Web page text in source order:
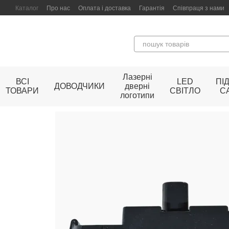
Перейти до основного контенту
Каталог Про нас Оплата і доставка Гарантія Співпраця з нами
ВСІ
ТОВАРИ
ДОВОДЧИКИ
Лазерні
дверні
логотипи
LED
СВІТЛО